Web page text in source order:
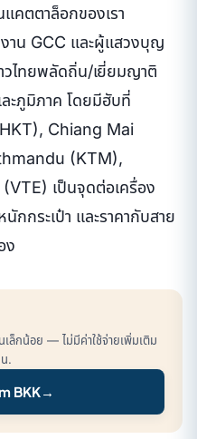
คตตาล็อกของเรา
าน GCC และผู้แสวงบุญ
ไทยพลัดถิ่น/เยี่ยมญาติ
ะภูมิภาค โดยมีฮับที่
Chiang Mai
(KTM),
เป็นจุดต่อเครื่อง
กกระเป๋า และราคากับสาย
ง
เล็กน้อย — ไม่มีค่าใช้จ่ายเพิ่มเติม
.
BKK→